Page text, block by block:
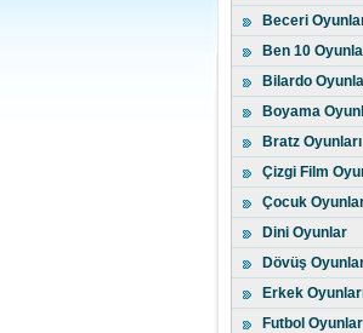
Beceri
Ben 10
Bilardo
Boyama
Bratz Oyunları
Çizgi Film
Çocuk
Dini Oyunlar
Dövüş
Erkek
Futbol